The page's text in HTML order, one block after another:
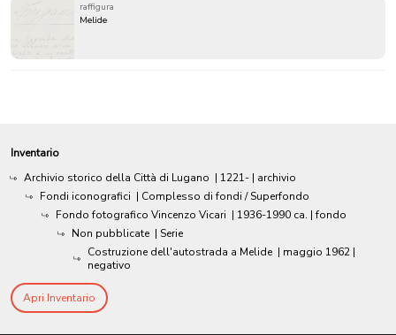
raffigura
Melide
Inventario
Archivio storico della Città di Lugano | 1221- | archivio
Fondi iconografici | Complesso di fondi / Superfondo
Fondo fotografico Vincenzo Vicari | 1936-1990 ca. | fondo
Non pubblicate | Serie
Costruzione dell'autostrada a Melide | maggio 1962 |
negativo
Apri Inventario